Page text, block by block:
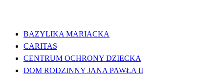
BAZYLIKA MARIACKA
CARITAS
CENTRUM OCHRONY DZIECKA
DOM RODZINNY JANA PAWŁA II